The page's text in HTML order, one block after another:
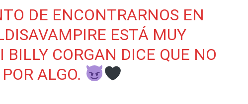
DE ENCONTRARNOS EN
ESTÁ MUY
BILLY CORGAN DICE QUE NO
ALGO.